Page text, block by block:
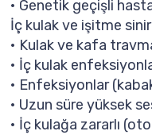
• Genetik geçişli
İç kulak ve işitme
• Kulak ve kafa
• İç kulak
• Enfeksiyonlar
• Uzun süre yüksek
• İç kulağa zararlı